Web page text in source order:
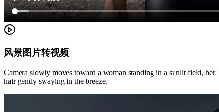
风景图片转视频
Camera slowly moves toward a woman standing in a sunlit field, her
hair gently swaying in the breeze.